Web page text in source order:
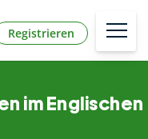
Registrieren
im Englischen